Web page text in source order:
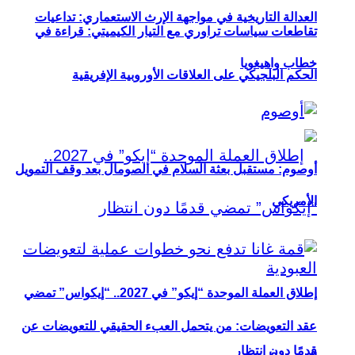
العدالة التاريخية في مواجهة الإرث الاستعماري: تداعيات
الحكم البلجيكي على العلاقات الأوروبية الإفريقية
إطلاق العملة الموحدة “إيكو” في 2027.. “إيكواس” تمضي
قدمًا دون انتظار
تقاطعات سياسات تراوري مع التيار الكيميتي: قراءة في
خطاب واهيغويا
أوصوم: مستقبل بعثة السلام في الصومال بعد وقف التمويل
الأمريكي
عقد التعويضات: من يتحمل العبء الحقيقي للتعويضات عن